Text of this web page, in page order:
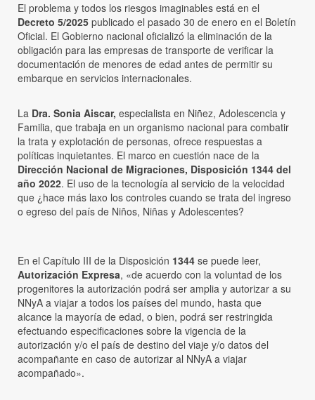
El problema y todos los riesgos imaginables está en el
Decreto 5/2025 publicado el pasado 30 de enero en el Boletín
Oficial. El Gobierno nacional oficializó la eliminación de la
obligación para las empresas de transporte de verificar la
documentación de menores de edad antes de permitir su
embarque en servicios internacionales.
La Dra. Sonia Aiscar, especialista en Niñez, Adolescencia y
Familia, que trabaja en un organismo nacional para combatir
la trata y explotación de personas, ofrece respuestas a
políticas inquietantes. El marco en cuestión nace de la
Dirección Nacional de Migraciones, Disposición 1344 del
año 2022. El uso de la tecnología al servicio de la velocidad
que ¿hace más laxo los controles cuando se trata del ingreso
o egreso del país de Niños, Niñas y Adolescentes?
En el Capítulo III de la Disposición 1344 se puede leer,
Autorización Expresa, «de acuerdo con la voluntad de los
progenitores la autorización podrá ser amplia y autorizar a su
NNyA a viajar a todos los países del mundo, hasta que
alcance la mayoría de edad, o bien, podrá ser restringida
efectuando especificaciones sobre la vigencia de la
autorización y/o el país de destino del viaje y/o datos del
acompañante en caso de autorizar al NNyA a viajar
acompañado».